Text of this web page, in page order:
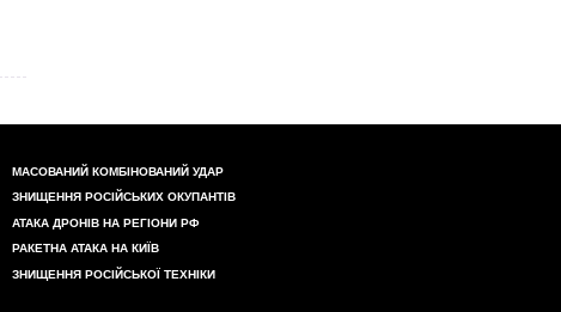
МАСОВАНИЙ КОМБІНОВАНИЙ УДАР
ЗНИЩЕННЯ РОСІЙСЬКИХ ОКУПАНТІВ
АТАКА ДРОНІВ НА РЕГІОНИ РФ
РАКЕТНА АТАКА НА КИЇВ
ЗНИЩЕННЯ РОСІЙСЬКОЇ ТЕХНІКИ